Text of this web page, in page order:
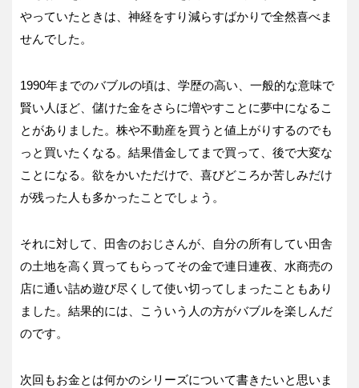
やっていたときは、神経をすり減らすばかりで全然喜べま
せんでした。
1990年までのバブルの頃は、学歴の高い、一般的な意味で
賢い人ほど、儲けた金をさらに増やすことに夢中になるこ
とがありました。株や不動産を買うと値上がりするのでも
っと買いたくなる。結果借金してまで買って、後で大変な
ことになる。欲をかいただけで、喜びどころか苦しみだけ
が残った人も多かったことでしょう。
それに対して、田舎のおじさんが、自分の所有してい田舎
の土地を高く買ってもらってその金で連日連夜、水商売の
店に通い詰め遊び尽くして使い切ってしまったこともあり
ました。結果的には、こういう人の方がバブルを楽しんだ
のです。
次回もお金とは何かのシリーズについて書きたいと思いま